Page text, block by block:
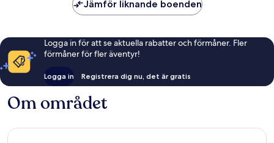
Jämför liknande boenden
Logga in för att se aktuella rabatter och förmåner. Fler
förmåner för fler äventyr!
Logga in Registrera dig nu, det är gratis
Om området